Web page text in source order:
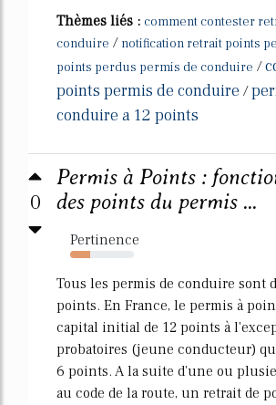
Thèmes liés : comment contester
conduire / notification retrait points
points perdus permis de conduire /
points permis de conduire /
conduire a 12 points
0
Permis à Points :
des points du permis ...
Pertinence
32%
Tous les permis de conduire sont
points. En France, le permis à
capital initial de 12 points à
probatoires (jeune conducteur)
6 points. A la suite d'une ou
au code de la route, un retrait de